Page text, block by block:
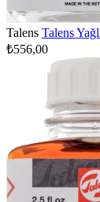
Talens Talens
₺556,00